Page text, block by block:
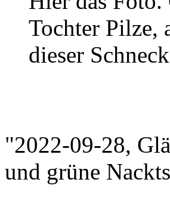
Tochter Pilze,
dieser
"2022-09-28,
und grüne